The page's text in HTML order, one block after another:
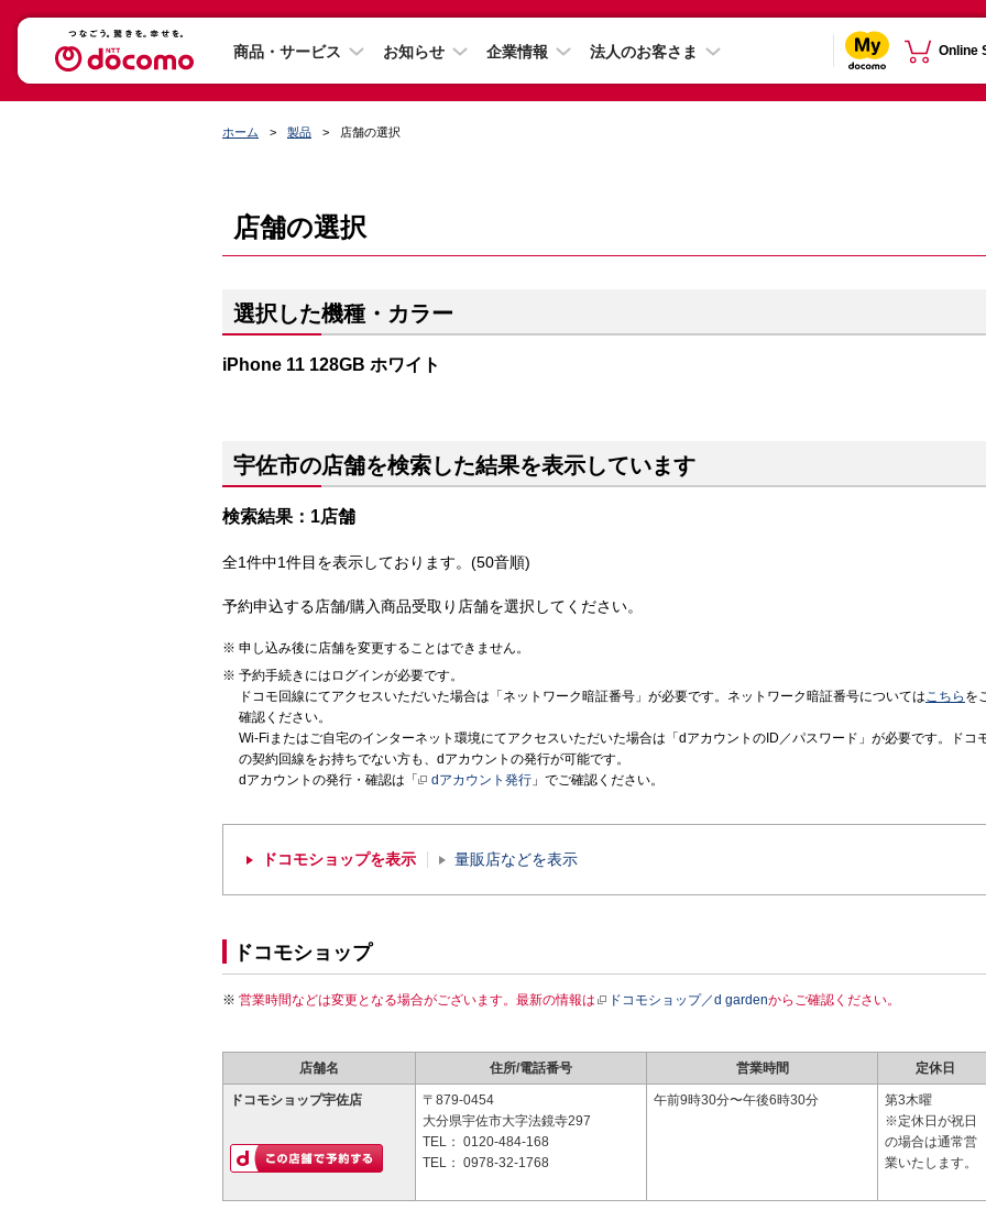
商品・サービス お知らせ 企業情報 法人のお客さま Online
ホーム 製品 店舗の選択
店舗の選択
選択した機種・カラー
iPhone 11 128GB ホワイト
宇佐市の店舗を検索した結果を表示しています
検索結果：1店舗
全1件中1件目を表示しております。(50音順)
予約申込する店舗/購入商品受取り店舗を選択してください。
申し込み後に店舗を変更することはできません。
予約手続きにはログインが必要です。
ドコモ回線にてアクセスいただいた場合は「ネットワーク暗証番号」が必要です。ネットワーク暗証番号についてはこちら を
確認ください。
Wi-Fiまたはご自宅のインターネット環境にてアクセスいただいた場合は「dアカウントのID／パスワード」が必要です。ドコ
の契約回線をお持ちでない方も、dアカウントの発行が可能です。
dアカウントの発行・確認は「
dアカウント発行 」でご確認ください。
ドコモショップを表示 量販店などを表示
ドコモショップ
営業時間などは変更となる場合がございます。最新の情報は ドコモショップ／d gardenからご確認ください。
店舗名 住所/電話番号 営業時間 定休日
ドコモショップ宇佐店
〒879-0454
大分県宇佐市大字法鏡寺297
TEL： 0120-484-168
TEL： 0978-32-1768
午前9時30分〜午後6時30分
第3木曜
※定休日が祝日
の場合は通常営
業いたします。